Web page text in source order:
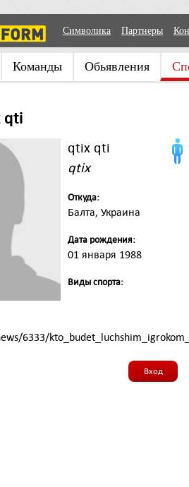
Символика Партнеры
Команды Обьявления
qti
qtix qti
qtix
Откуда:
Балта, Украина
Дата рождения:
01 января 1988
Виды спорта:
6333/
Вход